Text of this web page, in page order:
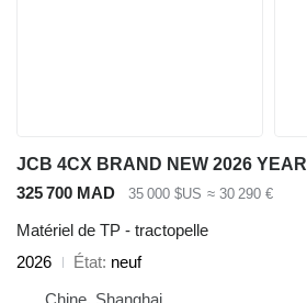
JCB 4CX BRAND NEW 2026 YEAR
325 700 MAD
35 000 $US ≈ 30 290 €
Matériel de TP - tractopelle
2026
État neuf